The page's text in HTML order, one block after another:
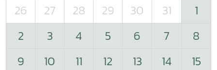
26
27 28 29 30 31
1
2
3 4 5 6 7
8
9
10 11 12 13 14
15